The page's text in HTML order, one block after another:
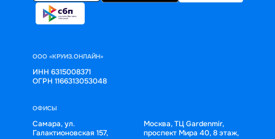
ООО «КРУИЗ.ОНЛАЙН»
ИНН 6315008371
ОГРН 1166313053048
ОФИСЫ
Самара, ул.
Галактионовская 157,
Москва, ТЦ Gardenmir,
проспект Мира 40, 8 этаж,